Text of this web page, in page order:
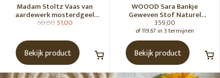
Madam Stoltz Vaas van
aardewerk mosterdgeel
naturel
60,0051,00
Bekijk product
WOOOD Sara Bankje
Geweven Stof Naturel
Melange [Fsc]
359,00
of 119,67 in 3 termijnen
Bekijk product